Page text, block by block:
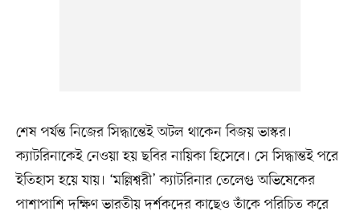
শেষ পর্যন্ত নিজের সিদ্ধান্তেই অটল থাকেন বিজয় ভাস্কর।
ক্যাটরিনাকেই নেওয়া হয় ছবির নায়িকা হিসেবে। সে সিদ্ধান্তই পরে
ইতিহাস হয়ে যায়। ‘মল্লিশ্বরী’ ক্যাটরিনার তেলেগু অভিষেকের
পাশাপাশি দক্ষিণ ভারতীয় দর্শকদের কাছেও তাঁকে পরিচিত করে